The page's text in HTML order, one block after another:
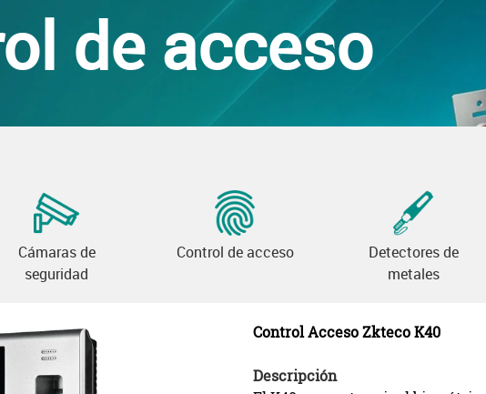
de acceso
Cámaras de
seguridad
Control de acceso
Detectores de
metales
Control Acceso Zkteco K40
Descripción